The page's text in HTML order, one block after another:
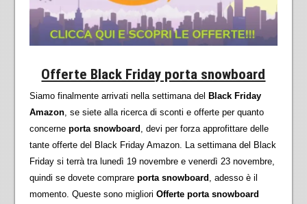
Offerte Black Friday porta snowboard
Siamo finalmente arrivati nella settimana del Black Friday
Amazon, se siete alla ricerca di sconti e offerte per quanto
concerne porta snowboard , devi per forza approfittare delle
tante offerte del Black Friday Amazon. La settimana del Black
Friday si terrà tra lunedì 19 novembre e venerdì 23 novembre,
quindi se dovete comprare porta snowboard , adesso è il
momento. Queste sono migliori Offerte porta snowboard